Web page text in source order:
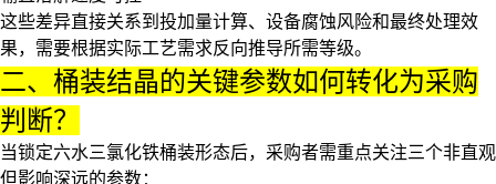
这些差异直接关系到投加量计算、设备腐蚀风险和最终处理效
果，需要根据实际工艺需求反向推导所需等级。
二、桶装结晶的关键参数如何转化为采购
判断？
当锁定六水三氯化铁桶装形态后，采购者需重点关注三个非直观
但影响深远的参数：